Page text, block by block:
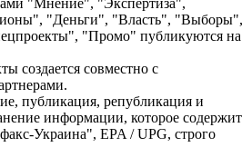
"Деньги", "Власть", "Выборы",
"Промо" публикуются на
создается совместно с
публикация, републикация и
информации, которое содержит
Украина", EPA / UPG, строго